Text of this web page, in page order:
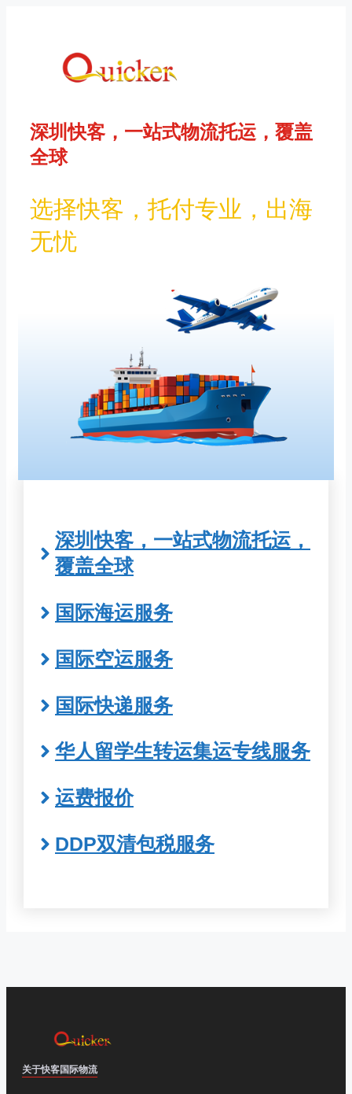
深圳快客，一站式物流托运，覆盖
全球
选择快客，托付专业，出海
无忧
深圳快客，一站式物流托运，
覆盖全球
国际海运服务
国际空运服务
国际快递服务
华人留学生转运集运专线服务
运费报价
DDP双清包税服务
关于快客国际物流